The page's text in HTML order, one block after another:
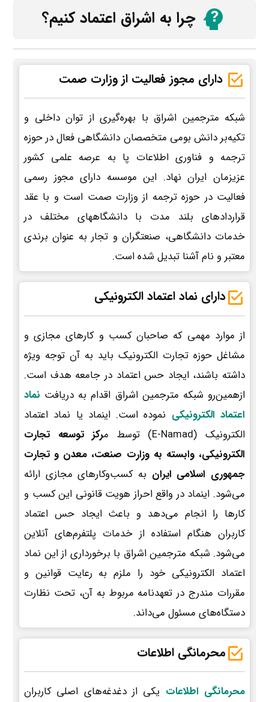
چرا به اشراق اعتماد کنیم؟
دارای مجوز فعالیت از وزارت صمت
شبکه مترجمین اشراق با بهره‌گیری از توان داخلی و
تکیه‌بر دانش بومی متخصصان دانشگاهی فعال در حوزه
ترجمه و فناوری اطلاعات پا به عرصه علمی کشور
عزیزمان ایران نهاد. این موسسه دارای مجوز رسمی
فعالیت در حوزه ترجمه از وزارت صمت است و با عقد
قراردادهای بلند مدت با دانشگاههای مختلف در
خدمات دانشگاهی، صنعتگران و تجار به عنوان برندی
معتبر و نام آشنا تبدیل شده است.
دارای نماد اعتماد الکترونیکی
از موارد مهمی که صاحبان کسب و کارهای مجازی و
مشاغل حوزه تجارت الکترونیک باید به آن توجه ویژه
داشته باشند، ایجاد حس اعتماد در جامعه هدف است.
ازهمین‌رو شبکه مترجمین اشراق اقدام به دریافت نماد
اعتماد الکترونیکی نموده است. اینماد یا نماد اعتماد
الکترونیک (E-Namad) توسط م
رکز توسعه تجارت
الکترونیکی، وابسته به وزارت صنعت، معدن و تجارت
جمهوری اسلامی ایران به کسب‌وکارهای مجازی ارائه
می‌شود. اینماد در واقع احراز هویت قانونی این کسب و
کارها را انجام می‌دهد و باعث ایجاد حس اعتماد
کاربران هنگام استفاده از خدمات پلتفرم‌های آنلاین
می‌شود. شبکه مترجمین اشراق با برخورداری از این نماد
اعتماد الکترونیکی خود را ملزم به رعایت قوانین و
مقررات مندرج در تعهدنامه مربوط به آن، تحت نظارت
دستگاه‌های مسئول می‌داند.
محرمانگی اطلاعات
محرمانگی اطلاعات یکی از دغدغه‌های اصلی کاربران